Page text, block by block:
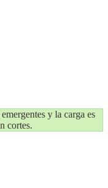
y la carga es
cortes.